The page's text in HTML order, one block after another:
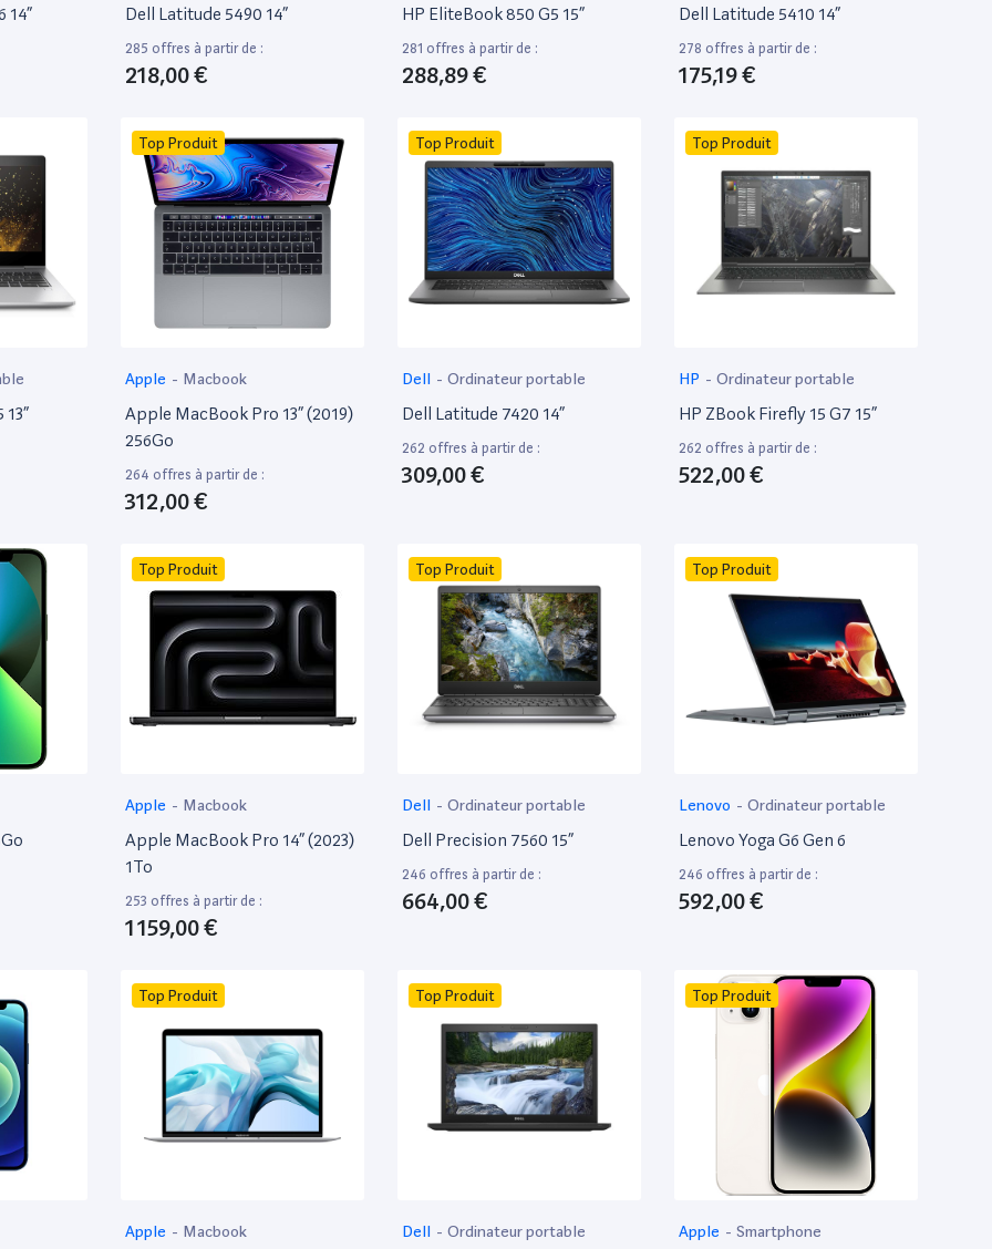
14” Dell Latitude 5490 14”
285 offres à partir de :
218,00 €
HP EliteBook 850 G5 15”
281 offres à partir de :
288,89 €
Dell Latitude 5410 14”
278 offres à partir de :
175,19 €
Top Produit
Apple - Macbook
Apple MacBook Pro 13” (2019)
256Go
264 offres à partir de :
312,00 €
Top Produit
Dell - Ordinateur portable
Dell Latitude 7420 14”
262 offres à partir de :
309,00 €
Top Produit
HP - Ordinateur portable
HP ZBook Firefly 15 G7 15”
262 offres à partir de :
522,00 €
Top Produit
Apple - Macbook
Apple MacBook Pro 14” (2023)
1To
253 offres à partir de :
1 159,00 €
Top Produit
Dell - Ordinateur portable
Dell Precision 7560 15”
246 offres à partir de :
664,00 €
Top Produit
Lenovo - Ordinateur portable
Lenovo Yoga G6 Gen 6
246 offres à partir de :
592,00 €
Top Produit
Apple - Macbook
Top Produit
Dell - Ordinateur portable
Top Produit
Apple - Smartphone